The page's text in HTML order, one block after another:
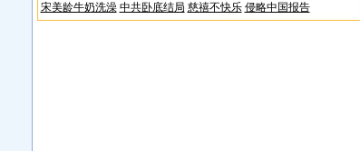
宋美龄牛奶洗澡 中共卧底结局 慈禧不快乐 侵略中国报告